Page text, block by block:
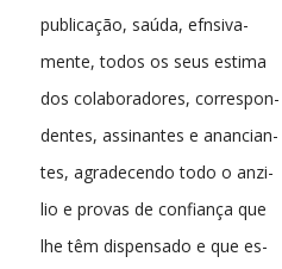
publicação, saúda, efnsiva-
mente, todos os seus estima
dos colaboradores, correspon-
dentes, assinantes e anancian-
tes, agradecendo todo o anzi-
lio e provas de confiança que
lhe têm dispensado e que es-